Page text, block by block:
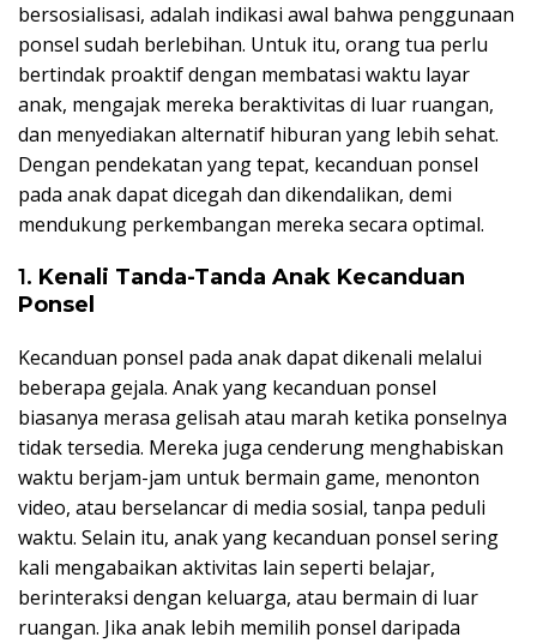
bersosialisasi, adalah indikasi awal bahwa penggunaan
ponsel sudah berlebihan. Untuk itu, orang tua perlu
bertindak proaktif dengan membatasi waktu layar
anak, mengajak mereka beraktivitas di luar ruangan,
dan menyediakan alternatif hiburan yang lebih sehat.
Dengan pendekatan yang tepat, kecanduan ponsel
pada anak dapat dicegah dan dikendalikan, demi
mendukung perkembangan mereka secara optimal.
1. Kenali Tanda-Tanda Anak Kecanduan
Ponsel
Kecanduan ponsel pada anak dapat dikenali melalui
beberapa gejala. Anak yang kecanduan ponsel
biasanya merasa gelisah atau marah ketika ponselnya
tidak tersedia. Mereka juga cenderung menghabiskan
waktu berjam-jam untuk bermain game, menonton
video, atau berselancar di media sosial, tanpa peduli
waktu. Selain itu, anak yang kecanduan ponsel sering
kali mengabaikan aktivitas lain seperti belajar,
berinteraksi dengan keluarga, atau bermain di luar
ruangan. Jika anak lebih memilih ponsel daripada